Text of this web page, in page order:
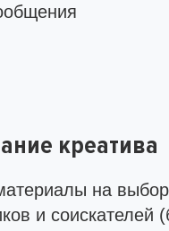
креатива
на
и соискателей